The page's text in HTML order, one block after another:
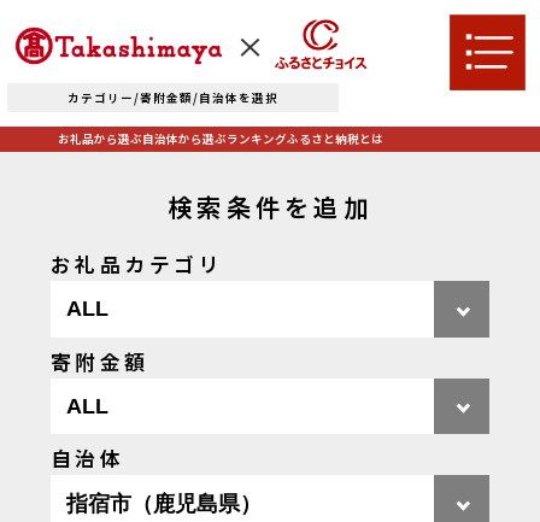
カテゴリー/寄附金額/自治体を選択
お礼品から選ぶ
果物類 エビ・カニ等
お礼品から選ぶ自治体から選ぶランキングふるさと納税とは
検索条件を追加
お礼品カテゴリ
寄附金額
自治体